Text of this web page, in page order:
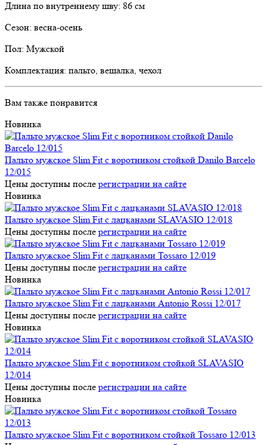
Длина по внутреннему шву: 86 см
Сезон: весна-осень
Пол: Мужской
Комплектация: пальто, вешалка, чехол
Вам также понравится
Новинка
Пальто мужское Slim Fit с воротником стойкой Danilo Barcelo
12/015
Цены доступны после регистрации на сайте
Новинка
Пальто мужское Slim Fit с лацканами SLAVASIO 12/018
Цены доступны после регистрации на сайте
Пальто мужское Slim Fit с лацканами Tossaro 12/019
Цены доступны после регистрации на сайте
Новинка
Пальто мужское Slim Fit с лацканами Antonio Rossi 12/017
Цены доступны после регистрации на сайте
Новинка
Пальто мужское Slim Fit с воротником стойкой SLAVASIO
12/014
Цены доступны после регистрации на сайте
Новинка
Пальто мужское Slim Fit с воротником стойкой Tossaro 12/013